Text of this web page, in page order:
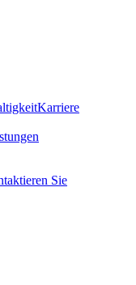
Karriere
Sie